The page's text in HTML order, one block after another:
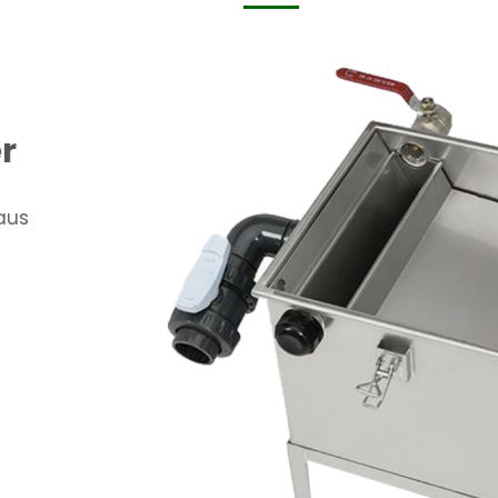
nach
konzipiert,
Er kann rechts oder
im Keller installiert
europäischen Norm